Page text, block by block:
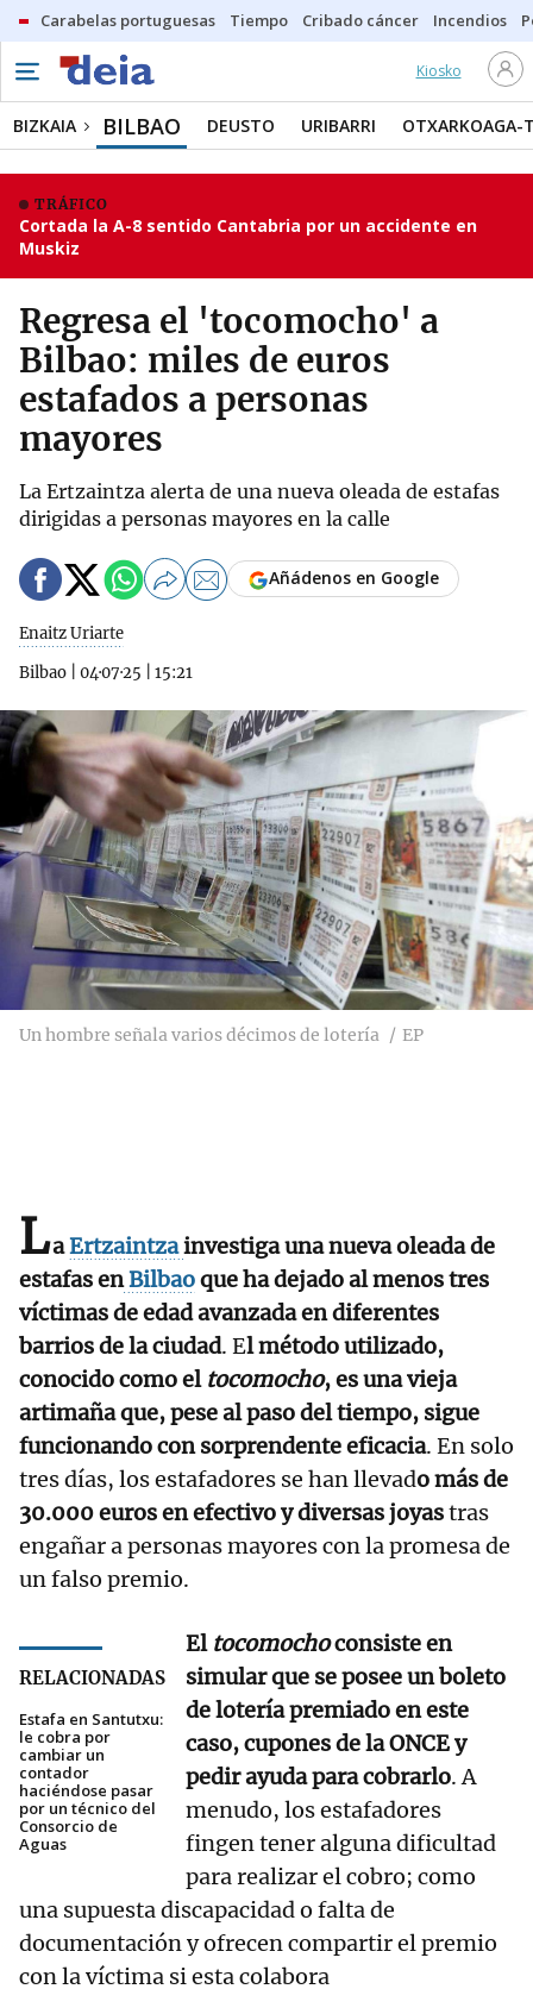
Carabelas portuguesas Tiempo Cribado cáncer Incendios
Kiosko
BIZKAIA BILBAO DEUSTO URIBARRI OTXARKOAGA-
TRÁFICO
Cortada la A-8 sentido Cantabria por un accidente en
Muskiz
Regresa el 'tocomocho' a
Bilbao: miles de euros
estafados a personas
mayores
La Ertzaintza alerta de una nueva oleada de estafas
dirigidas a personas mayores en la calle
Enaitz Uriarte
Bilbao
04·07·25 15:21
Añádenos en Google
Un hombre señala varios décimos de lotería EP
LaErtzaintzainvestiga una nueva oleada de
estafas enBilbaoque ha dejado al menos tres
víctimas de edad avanzada en diferentes
barrios de la ciudad. El método utilizado,
conocido como el tocomocho, es una vieja
artimaña que, pese al paso del tiempo, sigue
funcionando con sorprendente eficacia. En solo
tres días, los estafadores se han llevado más de
30.000 euros en efectivo y diversas joyastras
engañar a personas mayores con la promesa de
un falso premio.
RELACIONADAS
Estafa en Santutxu:
le cobra por
cambiar un
contador
haciéndose pasar
por un técnico del
Consorcio de
Aguas
El tocomochoconsiste en
simular que se posee un boleto
de lotería premiado en este
caso, cupones de la ONCE y
pedir ayuda para cobrarlo. A
menudo, los estafadores
fingen tener alguna dificultad
para realizar el cobro; como
una supuesta discapacidad o falta de
documentación y ofrecen compartir el premio
con la víctima si esta colabora